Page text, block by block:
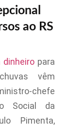
ao RS
dinheiro para
vêm
chefe
Social da
Pimenta,